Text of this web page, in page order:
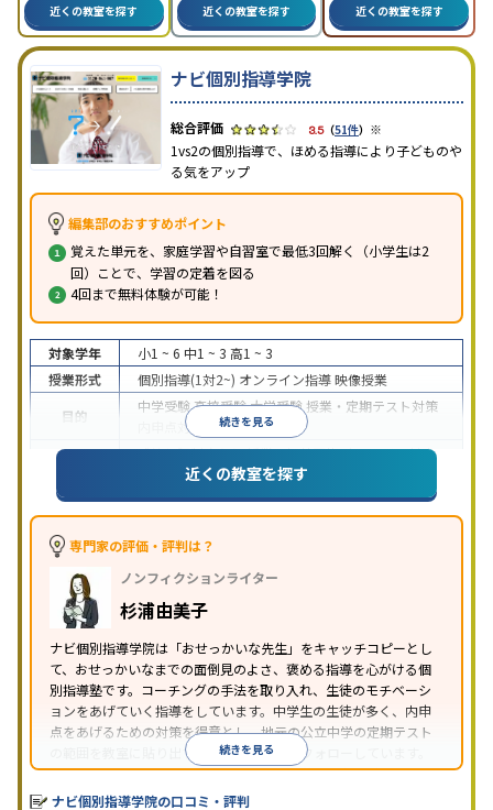
近くの教室を探す 近くの教室を探す 近くの教室を探す
ナビ個別指導学院
3.5（51件） ※
1vs2の個別指導で、ほめる指導により子どものや
る気をアップ
編集部のおすすめポイント
覚えた単元を、家庭学習や自習室で最低3回解く（小学生は2
回）ことで、学習の定着を図る
4回まで無料体験が可能！
続きを見る
対象学年 小1 ~ 6 中1 ~ 3 高1 ~ 3
授業形式
個別指導(1対2~) オンライン指導映像授業
目的
中学受験高校受験大学受験 授業・定期テスト対策
内申点対策
学習習慣の定着
成績保証制度あり授業の振替可能オンライン対応
1科目から受講可能季節講習のみの受講可
※2023年3月調査。小学校高学年の個別指導塾アンケート調査方法を参
近くの教室を探す
専門家の評価・評判は？
ノンフィクションライター
杉浦由美子
ナビ個別指導学院は「おせっかいな先生」をキャッチコピーとし
て、おせっかいなまでの面倒見のよさ、褒める指導を心がける個
別指導塾です。コーチングの手法を取り入れ、生徒のモチベーシ
ョンをあげていく指導をしています。中学生の生徒が多く、内申
点をあげるための対策を得意とし、地元の公立中学の定期テスト
の範囲を教室に貼り出すなど手厚く学習をフォローしています。
オリジナルテキストを使用しており、特に英語は各教科書に合わ
せたテキストを使った「先取り学習」で理解度を深められます。
続きを見る
ナビ個別指導学院の口コミ・評判